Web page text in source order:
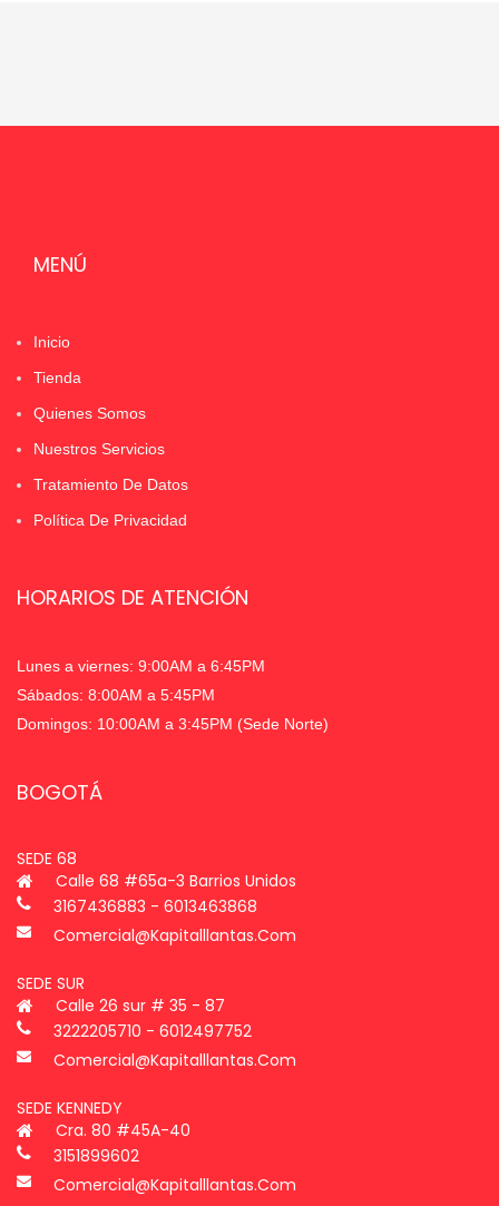
MENÚ
Inicio
Tienda
Quienes Somos
Nuestros Servicios
Tratamiento De Datos
Política De Privacidad
HORARIOS DE ATENCIÓN
Lunes a viernes: 9:00AM a 6:45PM
Sábados: 8:00AM a 5:45PM
Domingos: 10:00AM a 3:45PM (Sede Norte)
BOGOTÁ
SEDE 68
Calle 68 #65a-3 Barrios Unidos
3167436883 - 6013463868
Comercial@kapitalllantas.com
SEDE SUR
Calle 26 sur # 35 - 87
3222205710 - 6012497752
Comercial@kapitalllantas.com
SEDE KENNEDY
Cra. 80 #45A-40
3151899602
Comercial@kapitalllantas.com